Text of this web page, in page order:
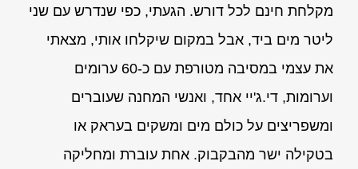
מקלחת חינם לכל דורש. הגעתי, כפי שנדרש עם שני
ליטר מים ביד, אבל במקום שיקלחו אותי, מצאתי
את עצמי במסיבה מטורפת עם כ-60 ערומים
וערומות, די.ג'יי אחד, ואנשי המחנה שעוברים
ומשפריצים על כולם מים ומשקים בעראק או
בטקילה ישר מהבקבוק. אחת עוברת ומחליקה